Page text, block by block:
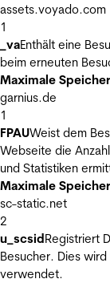
assets.voyado.com
1
_vaEnthält eine
beim erneuten
Maximale
garnius.de
1
FPAUWeist dem
Webseite die
und Statistiken
Maximale
sc-static.net
2
u_scsidRegistriert
Besucher. Dies
verwendet.